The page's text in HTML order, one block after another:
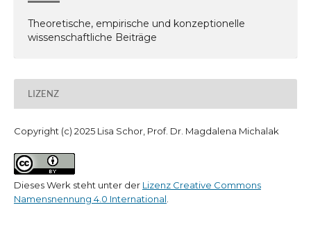
Theoretische, empirische und konzeptionelle
wissenschaftliche Beiträge
LIZENZ
Copyright (c) 2025 Lisa Schor, Prof. Dr. Magdalena Michalak
Dieses Werk steht unter der Lizenz Creative Commons
Namensnennung 4.0 International